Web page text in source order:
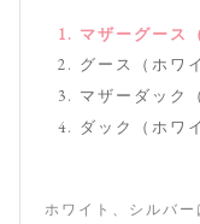
マザーグース
グース（ホワ
マザーダック
ダック（ホワ
ホワイト、シルバ